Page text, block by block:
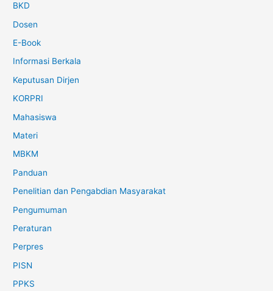
BKD
Dosen
E-Book
Informasi Berkala
Keputusan Dirjen
KORPRI
Mahasiswa
Materi
MBKM
Panduan
Penelitian dan Pengabdian Masyarakat
Pengumuman
Peraturan
Perpres
PISN
PPKS